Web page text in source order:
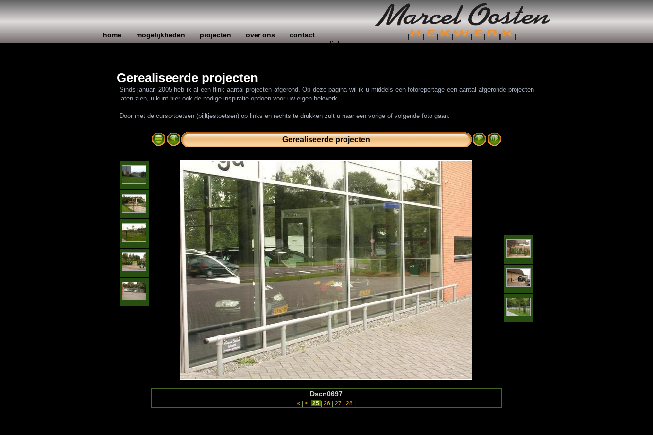
home mogelijkheden projecten over ons
contact
links
Gerealiseerde projecten
Sinds januari 2005 heb ik al een flink aantal projecten afgerond. Op deze pagina wil ik u middels een fotoreportage een aantal afgeronde projecten
laten zien, u kunt hier ook de nodige inspiratie opdoen voor uw eigen hekwerk.
Door met de cursortoetsen (pijltjestoetsen) op links en rechts te drukken zult u naar een vorige of volgende foto gaan.
Gerealiseerde projecten
Dscn0697
« | < | 25 | 26 | 27 | 28 |